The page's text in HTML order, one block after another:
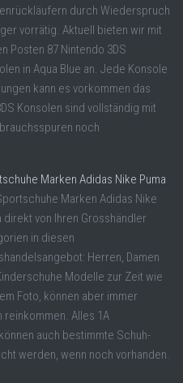
durch Wiederspruch
vorrätig. Aktuell bieten wir mit
Posten 87 Nintendo 3DS
in Aqua Blue an. Jede Konsole
kann es vorkommen das
Konsolen sind vollständig mit
noch
Marken Adidas Nike Puma
Marken Adidas Nike
direkt von Ihren Grosshändler
in diesen
Herren, Damen
Modelle zur Zeit wie
Foto, können aber immer
Alles 1A
auch bestimmte Schuh-
werden, wenn noch vorhanden.